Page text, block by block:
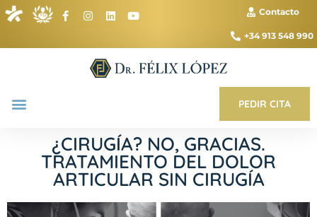
Contacto
+34 913 548 990
PEDIR CITA
¿CIRUGÍA? NO, GRACIAS.
TRATAMIENTO DEL DOLOR
ARTICULAR SIN CIRUGÍA